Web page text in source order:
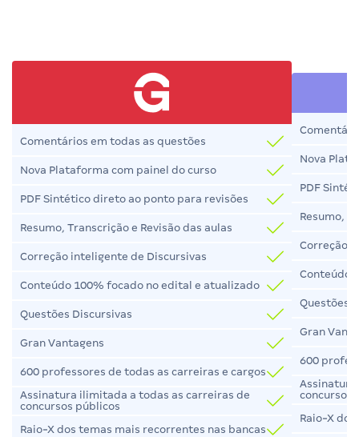
Comentários em todas as questões
Nova Plataforma com painel do curso
PDF Sintético direto ao ponto para revisões
Resumo, Transcrição e Revisão das aulas
Correção inteligente de Discursivas
Conteúdo 100% focado no edital e atualizado
Questões Discursivas
Gran Vantagens
600 professores de todas as carreiras e cargos
Assinatura ilimitada a todas as carreiras de
concursos públicos
Raio-X dos temas mais recorrentes nas bancas
Nova
PDF
Resumo,
Correção
Conteúdo
Questões
Gran
600
concursos
Raio-X